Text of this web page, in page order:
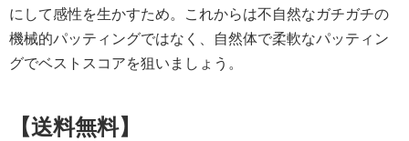
にして感性を生かすため。これからは不自然なガチガチの
機械的パッティングではなく、自然体で柔軟なパッティン
グでベストスコアを狙いましょう。
【送料無料】